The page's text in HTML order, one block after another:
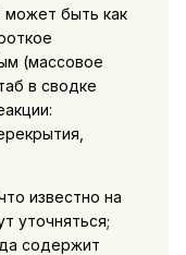
может быть как
(массовое
в сводке
известно на
уточняться;
содержит